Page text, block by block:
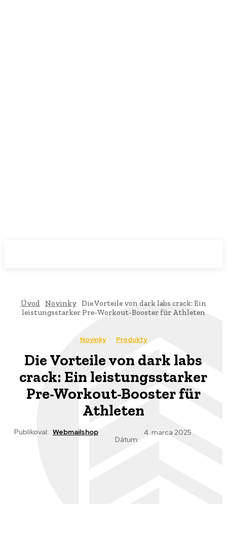
Úvod Novinky Die Vorteile von dark labs crack: Ein
leistungsstarker Pre-Workout-Booster für Athleten
Novinky Produkty
Die Vorteile von dark labs
crack: Ein leistungsstarker
Pre-Workout-Booster für
Athleten
Publikoval: Webmailshop
Dátum:
4. marca 2025